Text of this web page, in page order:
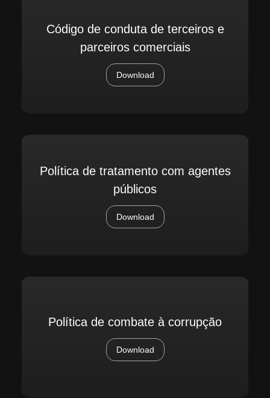
Código de conduta de terceiros e
parceiros comerciais
Download
Política de tratamento com agentes
públicos
Download
Política de combate à corrupção
Download